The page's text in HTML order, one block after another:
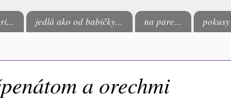
jedlá ako od babičky... na pare...
a orechmi